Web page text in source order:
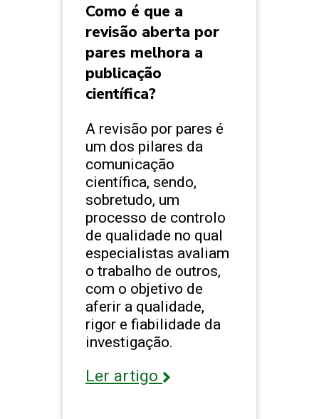
Como é que a
revisão aberta por
pares melhora a
publicação
científica?
A revisão por pares é
um dos pilares da
comunicação
científica, sendo,
sobretudo, um
processo de controlo
de qualidade no qual
especialistas avaliam
o trabalho de outros,
com o objetivo de
aferir a qualidade,
rigor e fiabilidade da
investigação.
Ler artigo